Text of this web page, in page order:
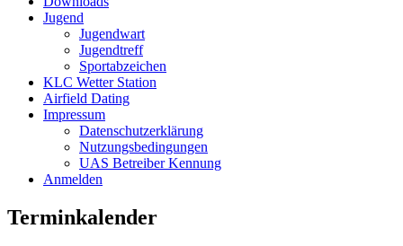
Jugend
Jugendwart
Jugendtreff
Sportabzeichen
KLC Wetter Station
Airfield Dating
Impressum
Datenschutzerklärung
Nutzungsbedingungen
UAS Betreiber Kennung
Anmelden
Terminkalender